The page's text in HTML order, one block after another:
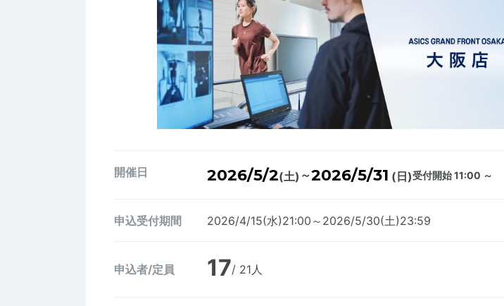
開催日 2026/5/2(土) ～2026/5/31 (日)受付開始 11:00 ～
申込受付期間 2026/4/15(水)21:00～2026/5/30(土)23:59
申込者/定員 17/ 21人